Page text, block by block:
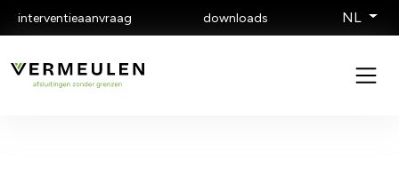
interventieaanvraag downloads NL